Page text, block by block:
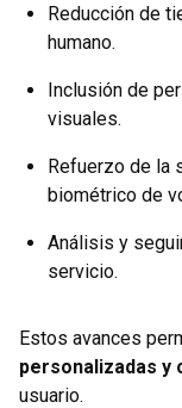
Reducción de
humano.
Inclusión de
visuales.
Refuerzo de la
biométrico de
Análisis y
servicio.
Estos avances
personalizadas y
usuario.